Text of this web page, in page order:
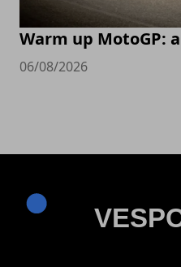
Warm up MotoGP:
06/08/2026